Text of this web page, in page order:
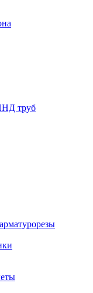
труб